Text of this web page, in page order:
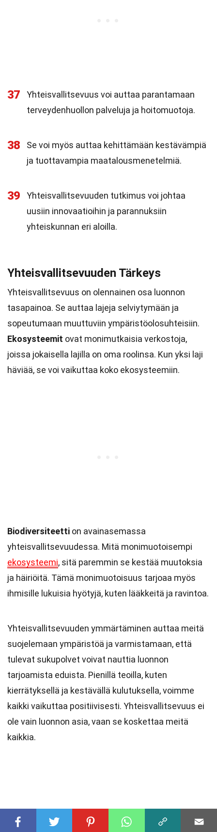
37
Yhteisvallitsevuus voi auttaa parantamaan
terveydenhuollon palveluja ja hoitomuotoja.
38
Se voi myös auttaa kehittämään kestävämpiä
ja tuottavampia maatalousmenetelmiä.
39
Yhteisvallitsevuuden tutkimus voi johtaa
uusiin innovaatioihin ja parannuksiin
yhteiskunnan eri aloilla.
Yhteisvallitsevuuden Tärkeys
Yhteisvallitsevuus on olennainen osa luonnon
tasapainoa. Se auttaa lajeja selviytymään ja
sopeutumaan muuttuviin ympäristöolosuhteisiin.
Ekosysteemit ovat monimutkaisia verkostoja,
joissa jokaisella lajilla on oma roolinsa. Kun yksi laji
häviää, se voi vaikuttaa koko ekosysteemiin.
Biodiversiteetti on avainasemassa
yhteisvallitsevuudessa. Mitä monimuotoisempi
ekosysteemi, sitä paremmin se kestää muutoksia
ja häiriöitä. Tämä monimuotoisuus tarjoaa myös
ihmisille lukuisia hyötyjä, kuten lääkkeitä ja ravintoa.
Yhteisvallitsevuuden ymmärtäminen auttaa meitä
suojelemaan ympäristöä ja varmistamaan, että
tulevat sukupolvet voivat nauttia luonnon
tarjoamista eduista. Pienillä teoilla, kuten
kierrätyksellä ja kestävällä kulutuksella, voimme
kaikki vaikuttaa positiivisesti. Yhteisvallitsevuus ei
ole vain luonnon asia, vaan se koskettaa meitä
kaikkia.